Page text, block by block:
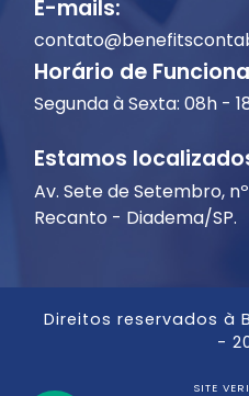
E-mails:
Horário de
Segunda à Sexta: 08h -
Estamos
Av. Sete de Setembro,
Recanto - Diadema/SP.
Direitos reservados à
-
SITE